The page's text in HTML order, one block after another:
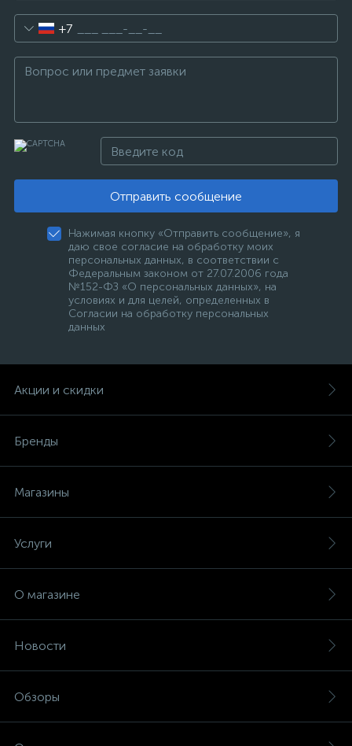
+7
Отправить сообщение
Нажимая кнопку «Отправить сообщение», я
даю свое согласие на обработку моих
персональных данных, в соответствии с
Федеральным законом от 27.07.2006 года
№152-ФЗ «О персональных данных», на
условиях и для целей, определенных в
Согласии на обработку персональных
данных
Акции и скидки
Бренды
Магазины
Услуги
О магазине
Новости
Обзоры